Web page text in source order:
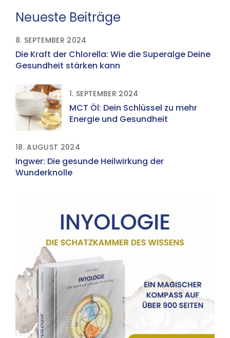
Neueste Beiträge
Die Kraft der Chlorella: Wie die Superalge Deine
Gesundheit stärken kann
8. SEPTEMBER 2024
MCT Öl: Dein Schlüssel zu mehr
Energie und Gesundheit
1. SEPTEMBER 2024
Ingwer: Die gesunde Heilwirkung der
Wunderknolle
18. AUGUST 2024